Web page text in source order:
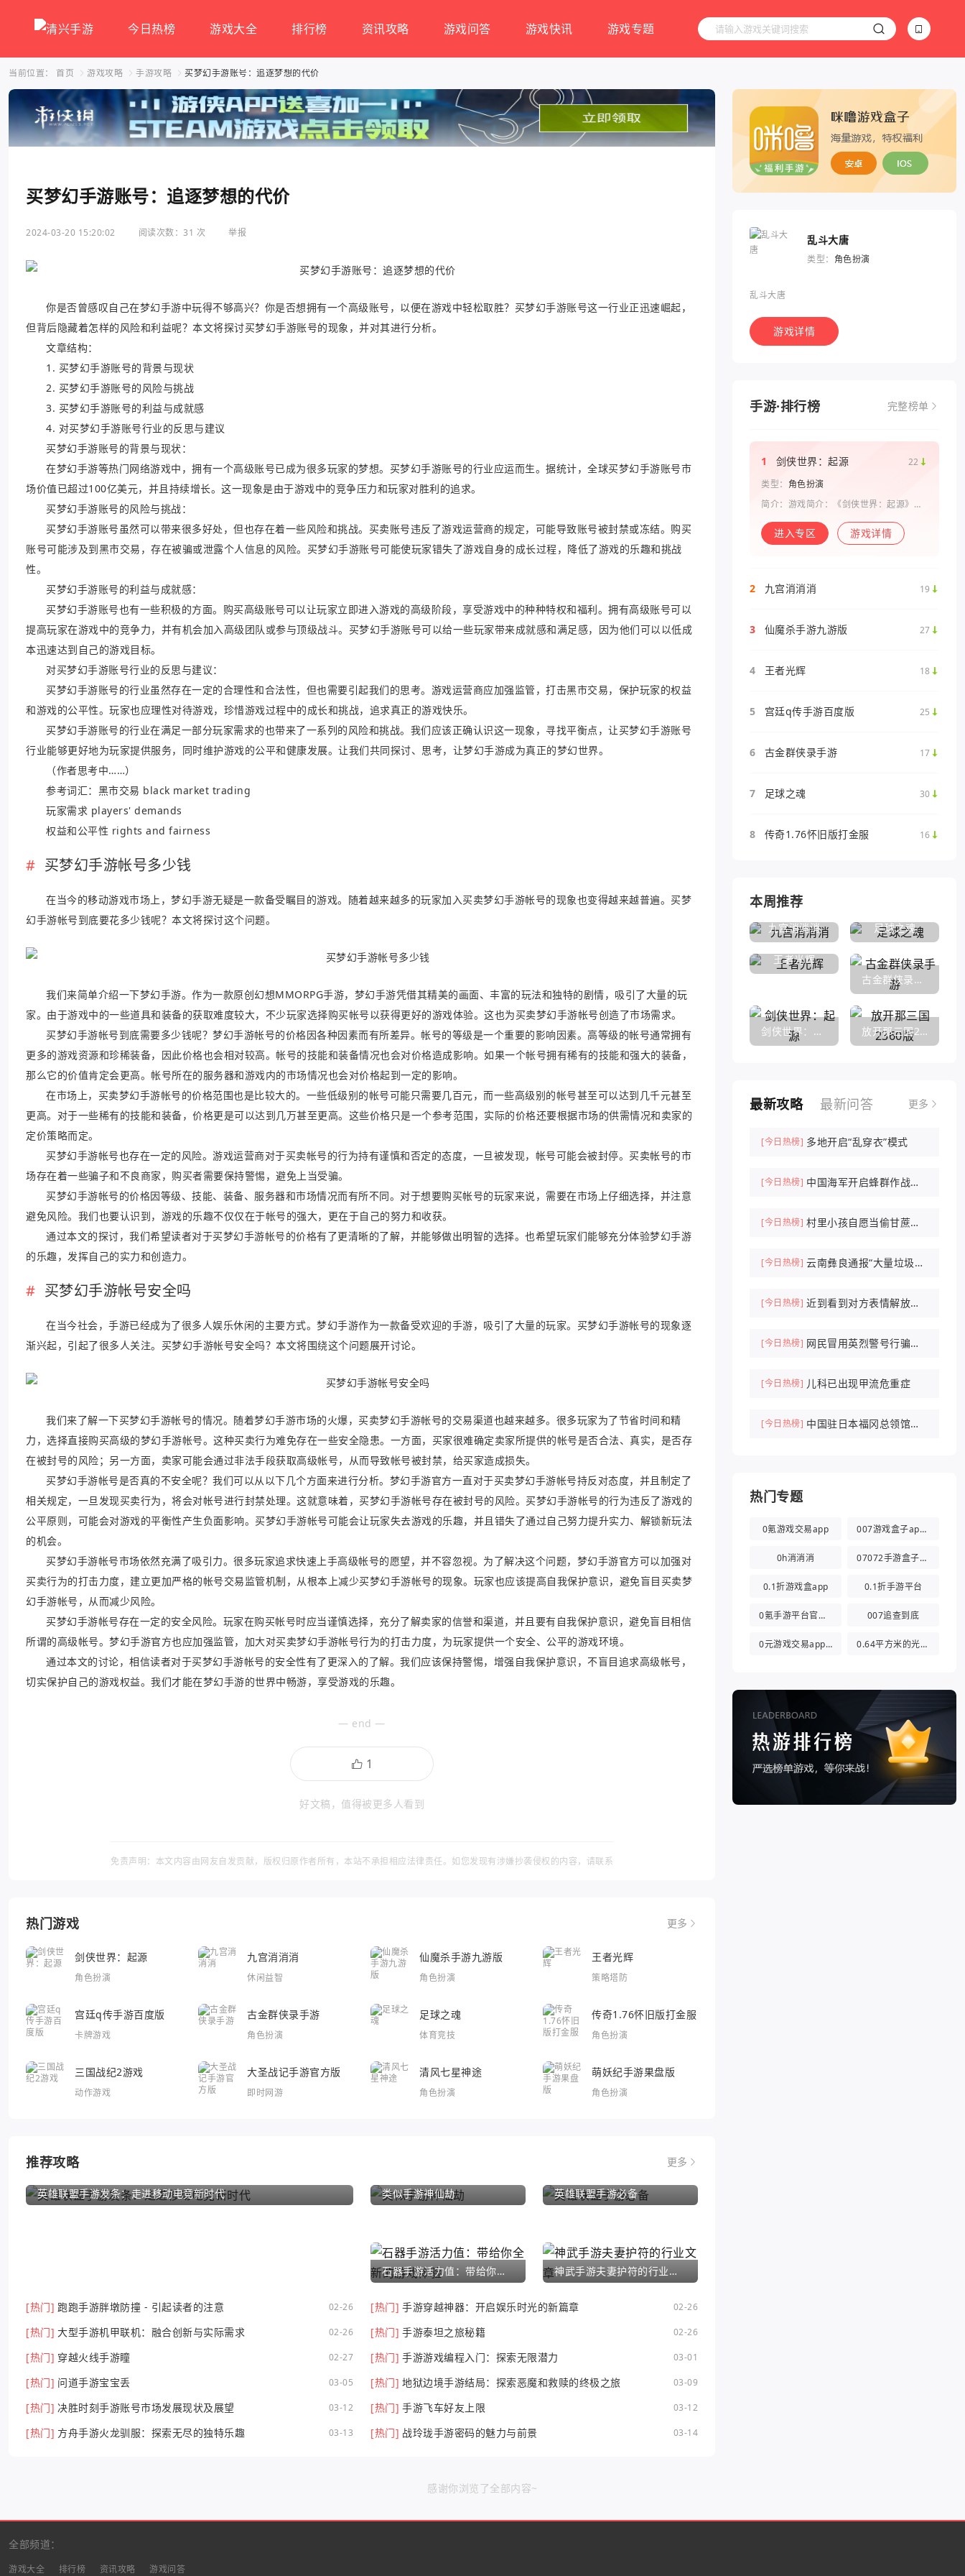
今日热榜 游戏大全 排行榜 资讯攻略 游戏问答 游戏快讯 游戏专题
当前位置： 首页 游戏攻略 手游攻略 买梦幻手游账号：追逐梦想的代价
买梦幻手游账号：追逐梦想的代价
2024-03-20 15:20:02 阅读次数：31 次 举报
你是否曾感叹自己在梦幻手游中玩得不够高兴？你是否想拥有一个高级账号，以便在游戏中轻松取胜？买梦幻手游账号这一行业正迅速崛起，
但背后隐藏着怎样的风险和利益呢？本文将探讨买梦幻手游账号的现象，并对其进行分析。
文章结构：
1. 买梦幻手游账号的背景与现状
2. 买梦幻手游账号的风险与挑战
3. 买梦幻手游账号的利益与成就感
4. 对买梦幻手游账号行业的反思与建议
买梦幻手游账号的背景与现状：
在梦幻手游等热门网络游戏中，拥有一个高级账号已成为很多玩家的梦想。买梦幻手游账号的行业应运而生。据统计，全球买梦幻手游账号市
场价值已超过100亿美元，并且持续增长。这一现象是由于游戏中的竞争压力和玩家对胜利的追求。
买梦幻手游账号的风险与挑战：
买梦幻手游账号虽然可以带来很多好处，但也存在着一些风险和挑战。买卖账号违反了游戏运营商的规定，可能导致账号被封禁或冻结。购买
账号可能涉及到黑市交易，存在被骗或泄露个人信息的风险。买梦幻手游账号可能使玩家错失了游戏自身的成长过程，降低了游戏的乐趣和挑战
性。
买梦幻手游账号的利益与成就感：
买梦幻手游账号也有一些积极的方面。购买高级账号可以让玩家立即进入游戏的高级阶段，享受游戏中的种种特权和福利。拥有高级账号可以
提高玩家在游戏中的竞争力，并有机会加入高级团队或参与顶级战斗。买梦幻手游账号可以给一些玩家带来成就感和满足感，因为他们可以以低成
本迅速达到自己的游戏目标。
对买梦幻手游账号行业的反思与建议：
买梦幻手游账号的行业虽然存在一定的合理性和合法性，但也需要引起我们的思考。游戏运营商应加强监管，打击黑市交易，保护玩家的权益
和游戏的公平性。玩家也应理性对待游戏，珍惜游戏过程中的成长和挑战，追求真正的游戏快乐。
买梦幻手游账号的行业在满足一部分玩家需求的也带来了一系列的风险和挑战。我们应该正确认识这一现象，寻找平衡点，让买梦幻手游账号
行业能够更好地为玩家提供服务，同时维护游戏的公平和健康发展。让我们共同探讨、思考，让梦幻手游成为真正的梦幻世界。
（作者思考中……）
参考词汇：黑市交易 black market trading
玩家需求 players' demands
权益和公平性 rights and fairness
买梦幻手游帐号多少钱
在当今的移动游戏市场上，梦幻手游无疑是一款备受瞩目的游戏。随着越来越多的玩家加入买卖梦幻手游帐号的现象也变得越来越普遍。买梦
幻手游帐号到底要花多少钱呢？本文将探讨这个问题。
我们来简单介绍一下梦幻手游。作为一款原创幻想MMORPG手游，梦幻手游凭借其精美的画面、丰富的玩法和独特的剧情，吸引了大量的玩
家。由于游戏中的一些道具和装备的获取难度较大，不少玩家选择购买帐号以获得更好的游戏体验。这也为买卖梦幻手游帐号创造了市场需求。
买梦幻手游帐号到底需要多少钱呢？梦幻手游帐号的价格因各种因素而有所差异。帐号的等级是一个重要的影响因素。高等级的帐号通常拥有
更多的游戏资源和珍稀装备，因此价格也会相对较高。帐号的技能和装备情况也会对价格造成影响。如果一个帐号拥有稀有的技能和强大的装备，
那么它的价值肯定会更高。帐号所在的服务器和游戏内的市场情况也会对价格起到一定的影响。
在市场上，买卖梦幻手游帐号的价格范围也是比较大的。一些低级别的帐号可能只需要几百元，而一些高级别的帐号甚至可以达到几千元甚至
更高。对于一些稀有的技能和装备，价格更是可以达到几万甚至更高。这些价格只是一个参考范围，实际的价格还要根据市场的供需情况和卖家的
定价策略而定。
买梦幻手游帐号也存在一定的风险。游戏运营商对于买卖帐号的行为持有谨慎和否定的态度，一旦被发现，帐号可能会被封停。买卖帐号的市
场存在着一些骗子和不良商家，购买者需要保持警惕，避免上当受骗。
买梦幻手游帐号的价格因等级、技能、装备、服务器和市场情况而有所不同。对于想要购买帐号的玩家来说，需要在市场上仔细选择，并注意
避免风险。我们也要认识到，游戏的乐趣不仅仅在于帐号的强大，更在于自己的努力和收获。
通过本文的探讨，我们希望读者对于买梦幻手游帐号的价格有了更清晰的了解，并能够做出明智的选择。也希望玩家们能够充分体验梦幻手游
的乐趣，发挥自己的实力和创造力。
买梦幻手游帐号安全吗
在当今社会，手游已经成为了很多人娱乐休闲的主要方式。梦幻手游作为一款备受欢迎的手游，吸引了大量的玩家。买梦幻手游帐号的现象逐
渐兴起，引起了很多人关注。买梦幻手游帐号安全吗？本文将围绕这个问题展开讨论。
我们来了解一下买梦幻手游帐号的情况。随着梦幻手游市场的火爆，买卖梦幻手游帐号的交易渠道也越来越多。很多玩家为了节省时间和精
力，选择直接购买高级的梦幻手游帐号。这种买卖行为难免存在一些安全隐患。一方面，买家很难确定卖家所提供的帐号是否合法、真实，是否存
在被封号的风险；另一方面，卖家可能会通过非法手段获取高级帐号，从而导致帐号被封禁，给买家造成损失。
买梦幻手游帐号是否真的不安全呢？我们可以从以下几个方面来进行分析。梦幻手游官方一直对于买卖梦幻手游帐号持反对态度，并且制定了
相关规定，一旦发现买卖行为，将会对帐号进行封禁处理。这就意味着，买梦幻手游帐号存在被封号的风险。买梦幻手游帐号的行为违反了游戏的
公平原则，可能会对游戏的平衡性产生负面影响。买梦幻手游帐号可能会让玩家失去游戏的乐趣，并且错失了通过自己努力提升实力、解锁新玩法
的机会。
买梦幻手游帐号市场依然充满了吸引力。很多玩家追求快速上手高级帐号的愿望，并不容忽视。为了解决这个问题，梦幻手游官方可以加强对
买卖行为的打击力度，建立更加严格的帐号交易监管机制，从根本上减少买梦幻手游帐号的现象。玩家也应该提高自我保护意识，避免盲目买卖梦
幻手游帐号，从而减少风险。
买梦幻手游帐号存在一定的安全风险。玩家在购买帐号时应当谨慎选择，充分了解卖家的信誉和渠道，并且要有自我保护意识，避免盲目相信
所谓的高级帐号。梦幻手游官方也应加强监管，加大对买卖梦幻手游帐号行为的打击力度，为玩家提供一个安全、公平的游戏环境。
通过本文的讨论，相信读者对于买梦幻手游帐号的安全性有了更深入的了解。我们应该保持警惕，增强自我保护意识，不盲目追求高级帐号，
切实保护自己的游戏权益。我们才能在梦幻手游的世界中畅游，享受游戏的乐趣。
— end —
好文稿，值得被更多人看到
免责声明：本文内容由网友自发贡献，版权归原作者所有，本站不承担相应法律责任。如您发现有涉嫌抄袭侵权的内容，请联系
热门游戏 更多
剑侠世界：起源
角色扮演
九宫消消消
休闲益智
仙魔杀手游九游版
角色扮演
王者光辉
策略塔防
宫廷q传手游百度版
卡牌游戏
古金群侠录手游
角色扮演
足球之魂
体育竞技
传奇1.76怀旧版打金服
角色扮演
三国战纪2游戏
动作游戏
大圣战记手游官方版
即时网游
清风七星神途
角色扮演
萌妖纪手游果盘版
角色扮演
推荐攻略 更多
英雄联盟手游发条：走进移动电竞新时代 类似手游神仙劫 英雄联盟手游必备
石器手游活力值：带给你全新的游戏体验 神武手游夫妻护符的行业文章
[热门] 跑跑手游胖墩防撞 - 引起读者的注意 02-26 [热门] 手游穿越神器：开启娱乐时光的新篇章 02-26
[热门] 大型手游机甲联机：融合创新与实际需求 02-26 [热门] 手游泰坦之旅秘籍 02-26
[热门] 穿越火线手游瞳 02-27 [热门] 手游游戏编程入门：探索无限潜力 03-01
[热门] 问道手游宝宝丢 03-05 [热门] 地狱边境手游结局：探索恶魔和救赎的终极之旅 03-09
[热门] 决胜时刻手游账号市场发展现状及展望 03-12 [热门] 手游飞车好友上限 03-12
[热门] 方舟手游火龙驯服：探索无尽的独特乐趣 03-13 [热门] 战玲珑手游密码的魅力与前景 03-14
乱斗大唐
类型： 角色扮演
乱斗大唐
游戏详情
手游·排行榜 完整榜单
1 剑侠世界：起源
22
类型： 角色扮演
简介：游戏简介：《剑侠世界：起源》是
系列手游。复刻《剑侠世界》端游玩法和
画面，还原“剑侠情缘”端游时代的特色设
进入专区 游戏详情
2 九宫消消消 19
3 仙魔杀手游九游版 27
4 王者光辉 18
5 宫廷q传手游百度版 25
6 古金群侠录手游 17
7 足球之魂 30
8 传奇1.76怀旧版打金服 16
本周推荐
九宫消消消 足球之魂
王者光辉
古金群侠录手游
剑侠世界：起源 放开那三国2360版
最新攻略 最新问答 更多
[今日热榜] 多地开启“乱穿衣”模式
[今日热榜] 中国海军开启蜂群作战时
[今日热榜] 村里小孩自愿当偷甘蔗农
[今日热榜] 云南彝良通报“大量垃圾倾
[今日热榜] 近到看到对方表情解放军
[今日热榜] 网民冒用英烈警号行骗被
[今日热榜] 儿科已出现甲流危重症
[今日热榜] 中国驻日本福冈总领馆紧
热门专题
0氪游戏交易app 007游戏盒子app官方版
0h消消消 07072手游盒子app
0.1折游戏盒app 0.1折手游平台
0氪手游平台官方版 007追查到底
0元游戏交易app(0氪游戏盒) 0.64平方米的光都与你有关
感谢你浏览了全部内容~
全部频道：
游戏大全 排行榜 资讯攻略 游戏问答